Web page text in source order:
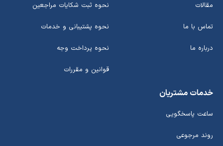
مقالات
تماس با ما
درباره ما
نحوه ثبت شکایات مراجعین
نحوه پشتیبانی و خدمات
نحوه پرداخت وجه
قوانین و مقررات
خدمات مشتریان
ساعت پاسخگویی
روند مرجوعی